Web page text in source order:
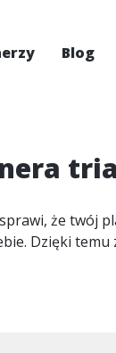
Blog
że twój
Dzięki temu